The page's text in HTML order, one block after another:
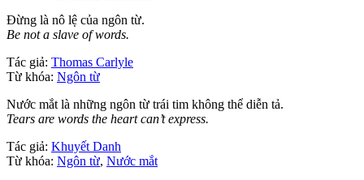
Đừng là nô lệ của ngôn từ.
Be not a slave of words.
Tác giả: Thomas Carlyle
Từ khóa: Ngôn từ
Nước mắt là những ngôn từ trái tim không thể diễn tả.
Tears are words the heart can’t express.
Tác giả: Khuyết Danh
Từ khóa: Ngôn từ, Nước mắt